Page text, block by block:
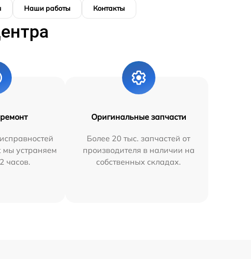
Наши работы Контакты
мы устраняем
часов.
Оригинальные запчасти
Более 20 тыс. запчастей от
производителя в наличии на
собственных складах.